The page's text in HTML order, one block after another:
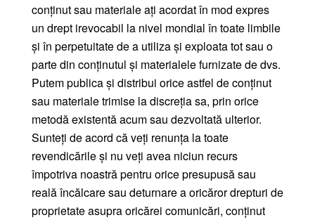
conținut sau materiale ați acordat în mod expres
un drept irevocabil la nivel mondial în toate limbile
și în perpetuitate de a utiliza și exploata tot sau o
parte din conținutul și materialele furnizate de dvs.
Putem publica și distribui orice astfel de conținut
sau materiale trimise la discreția sa, prin orice
metodă existentă acum sau dezvoltată ulterior.
Sunteți de acord că veți renunța la toate
revendicările și nu veți avea niciun recurs
împotriva noastră pentru orice presupusă sau
reală încălcare sau deturnare a oricăror drepturi de
proprietate asupra oricărei comunicări, conținut